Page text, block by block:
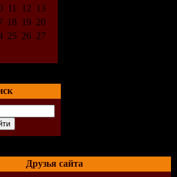
11 12
13
18 19 20
25 26 27
Друзья сайта